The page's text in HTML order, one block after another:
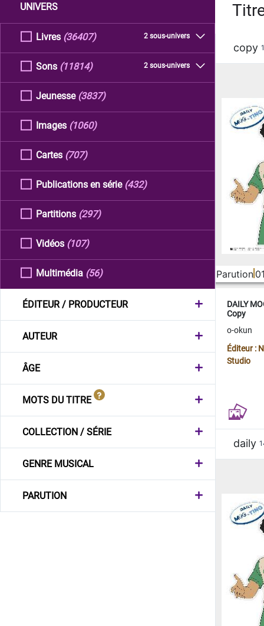
UNIVERS
Livres 2 sous-univers
(36407)
Sons 2 sous-univers
(11814)
Jeunesse (3837)
Images (1060)
Cartes (707)
Publications en série (432)
Partitions (297)
Vidéos (107)
Multimédia (56)
ÉDITEUR / PRODUCTEUR
AUTEUR
ÂGE
MOTS DU TITRE
COLLECTION / SÉRIE
GENRE MUSICAL
PARUTION
copy
Parution
DAILY
Copy
o-okun
Éditeur :
Studio
daily